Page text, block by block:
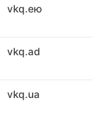
vkq.ею
vkq.ad
vkq.ua